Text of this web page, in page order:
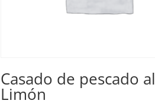
Casado de pescado al
Limón